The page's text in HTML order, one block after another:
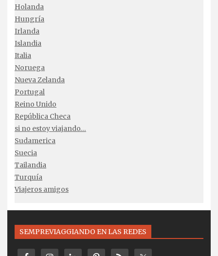
Holanda
Hungría
Irlanda
Islandia
Italia
Noruega
Nueva Zelanda
Portugal
Reino Unido
República Checa
si no estoy viajando…
Sudamerica
Suecia
Tailandia
Turquía
Viajeros amigos
SEMPREVIAGGIANDO EN LAS REDES